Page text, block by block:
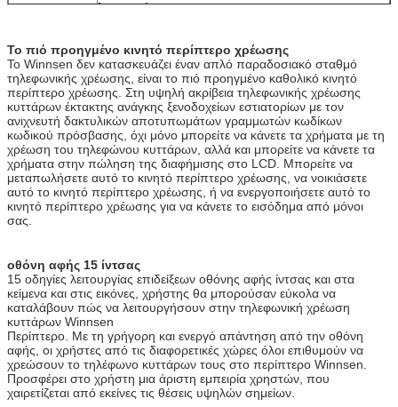
υποβολή
λειτουργίας
διαφημίσεων
Πολυ γλώσσες υποστήριξης
Ενδιάμεσο με τον χρήστη συνήθειας υποστήριξης
οθόνη αφής 15
ίντσας
Κάνετε Winnsen το κινητό περίπτερο χρέωσης
φιλικό στη χρήση
Υπολογιστής
Το σταθερό βιομηχανικό συγκρότημα ηλεκτρονικών
υπολογιστών, μειώνει τη συντήρησή σας στον
ελάχιστο
προσαρμοστεί
Επιλογές
υλικού
Αποδέκτης νομισμάτων, αποδέκτης λογαριασμών,
αναγνώστης καρτών, ανιχνευτής δακτυλικών
αποτυπωμάτων, ανιχνευτής γραμμωτών κωδίκων,
εκτυπωτής εισιτηρίων
Wifi, 3G
Εάν το μέρος που θέλετε να προσθέσετε δεν
Το πιό προηγμένο κινητό περίπτερο χρέωσης
Το Winnsen δεν κατασκευάζει έναν απλό παραδοσιακό σταθμό
τηλεφωνικής χρέωσης, είναι το πιό προηγμένο καθολικό κινητό
περίπτερο χρέωσης. Στη υψηλή ακρίβεια τηλεφωνικής χρέωσης
κυττάρων έκτακτης ανάγκης ξενοδοχείων εστιατορίων με τον
ανιχνευτή δακτυλικών αποτυπωμάτων γραμμωτών κωδίκων
κωδικού πρόσβασης, όχι μόνο μπορείτε να κάνετε τα χρήματα με τη
χρέωση του τηλεφώνου κυττάρων, αλλά και μπορείτε να κάνετε τα
χρήματα στην πώληση της διαφήμισης στο LCD. Μπορείτε να
μεταπωλήσετε αυτό το κινητό περίπτερο χρέωσης, να νοικιάσετε
αυτό το κινητό περίπτερο χρέωσης, ή να ενεργοποιήσετε αυτό το
κινητό περίπτερο χρέωσης για να κάνετε το εισόδημα από μόνοι
σας.
οθόνη αφής 15 ίντσας
15 οδηγίες λειτουργίας επιδείξεων οθόνης αφής ίντσας και στα
κείμενα και στις εικόνες, χρήστης θα μπορούσαν εύκολα να
καταλάβουν πώς να λειτουργήσουν στην τηλεφωνική χρέωση
κυττάρων Winnsen
Περίπτερο. Με τη γρήγορη και ενεργό απάντηση από την οθόνη
αφής, οι χρήστες από τις διαφορετικές χώρες όλοι επιθυμούν να
χρεώσουν το τηλέφωνο κυττάρων τους στο περίπτερο Winnsen.
Προσφέρει στο χρήστη μια άριστη εμπειρία χρηστών, που
χαιρετίζεται από εκείνες τις θέσεις υψηλών σημείων.